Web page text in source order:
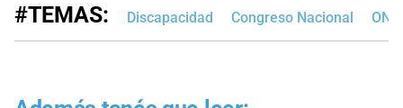
#TEMAS: Discapacidad Congreso Nacional ONU